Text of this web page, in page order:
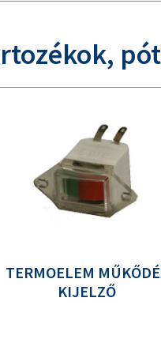
TERMOELEM
KIJELZŐ